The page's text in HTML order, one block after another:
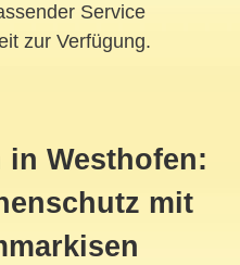
Service
zur Verfügung.
in Westhofen:
mit